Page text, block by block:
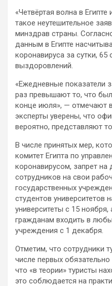
«Четвёртая волна в
такое неутешительное
минздрав страны.
данным в Египте
коронавируса за сутки, 65
выздоровлений.
«Ежедневные показатели
раз превышают то, что
конце июля», — отмечают
эксперты уверены, что
вероятно, представляют
В числе принятых мер,
комитет Египта по
коронавирусом, запрет на
сотрудников на свои
государственных
студентов университетов
университеты с 15
гражданам входить в
учреждения с 1 декабря.
Отметим, что сотрудники
числе первых
что «в теории» туристы
это соблюдается на